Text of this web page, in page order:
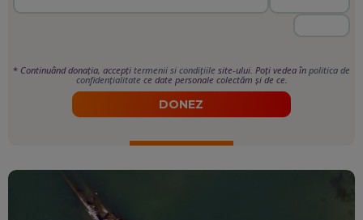
* Continuând donația, accepți termenii si condițiile site-ului. Poți vedea în politica de
confidențialitate ce date personale colectăm și de ce.
DONEZ